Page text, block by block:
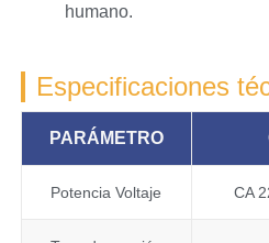
humano.
Especificaciones
PARÁMETRO
Potencia Voltaje CA